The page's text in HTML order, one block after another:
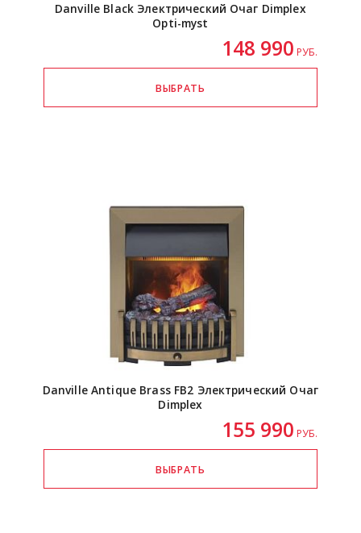
Danville Black Электрический Очаг Dimplex
Opti-myst
148 990 РУБ.
Danville Antique Brass FB2 Электрический Очаг
Dimplex
155 990 РУБ.